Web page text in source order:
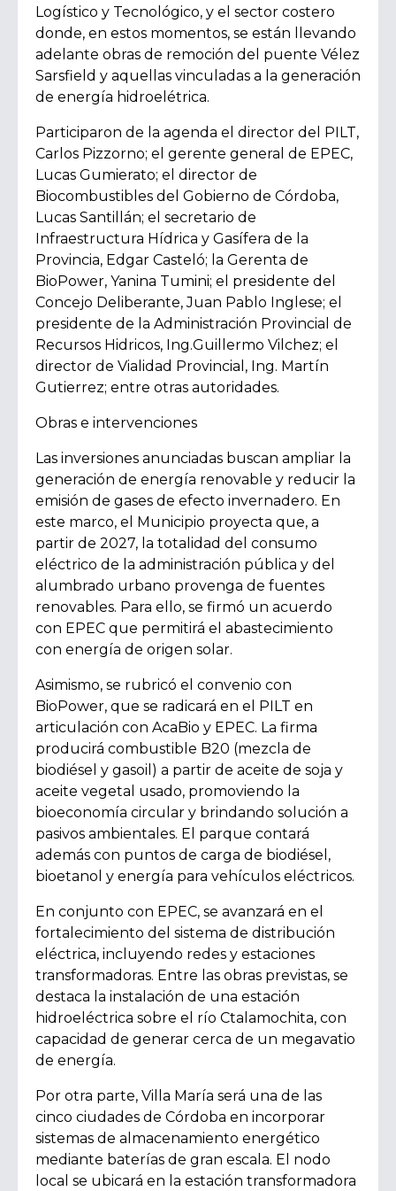
Logístico y Tecnológico, y el sector costero
donde, en estos momentos, se están llevando
adelante obras de remoción del puente Vélez
Sarsfield y aquellas vinculadas a la generación
de energía hidroelétrica.
Participaron de la agenda el director del PILT,
Carlos Pizzorno; el gerente general de EPEC,
Lucas Gumierato; el director de
Biocombustibles del Gobierno de Córdoba,
Lucas Santillán; el secretario de
Infraestructura Hídrica y Gasífera de la
Provincia, Edgar Casteló; la Gerenta de
BioPower, Yanina Tumini; el presidente del
Concejo Deliberante, Juan Pablo Inglese; el
presidente de la Administración Provincial de
Recursos Hidricos, Ing.Guillermo Vilchez; el
director de Vialidad Provincial, Ing. Martín
Gutierrez; entre otras autoridades.
Obras e intervenciones
Las inversiones anunciadas buscan ampliar la
generación de energía renovable y reducir la
emisión de gases de efecto invernadero. En
este marco, el Municipio proyecta que, a
partir de 2027, la totalidad del consumo
eléctrico de la administración pública y del
alumbrado urbano provenga de fuentes
renovables. Para ello, se firmó un acuerdo
con EPEC que permitirá el abastecimiento
con energía de origen solar.
Asimismo, se rubricó el convenio con
BioPower, que se radicará en el PILT en
articulación con AcaBio y EPEC. La firma
producirá combustible B20 (mezcla de
biodiésel y gasoil) a partir de aceite de soja y
aceite vegetal usado, promoviendo la
bioeconomía circular y brindando solución a
pasivos ambientales. El parque contará
además con puntos de carga de biodiésel,
bioetanol y energía para vehículos eléctricos.
En conjunto con EPEC, se avanzará en el
fortalecimiento del sistema de distribución
eléctrica, incluyendo redes y estaciones
transformadoras. Entre las obras previstas, se
destaca la instalación de una estación
hidroeléctrica sobre el río Ctalamochita, con
capacidad de generar cerca de un megavatio
de energía.
Por otra parte, Villa María será una de las
cinco ciudades de Córdoba en incorporar
sistemas de almacenamiento energético
mediante baterías de gran escala. El nodo
local se ubicará en la estación transformadora